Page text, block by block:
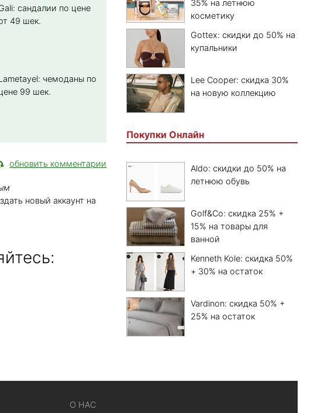
сандалии по цене
49 шек.
чемоданы по
99 шек.
обновить комментарии
новый аккаунт на
35% на летнюю
косметику
Gottex: скидки до 50% на
купальники
Lee Cooper: скидка 30%
на новую коллекцию
Покупки Онлайн
Aldo: скидки до 50% на
летнюю обувь
Golf&Co: скидка 25% +
15% на товары для
ванной
Kenneth Kole: скидка 50%
+ 30% на остаток
Vardinon: скидка 50% +
25% на остаток
О НАС